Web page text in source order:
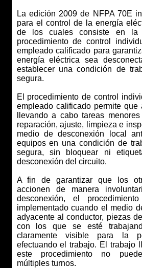
La edición 2009 de NFPA 70E
para el control de la energía
de los cuales consiste en la
procedimiento de control
empleado calificado para
energía eléctrica sea
establecer una condición de
segura.
El procedimiento de control
empleado calificado permite que
llevando a cabo tareas
reparación, ajuste, limpieza e
medio de desconexión local
equipos en una condición de
segura, sin bloquear ni
desconexión del circuito.
A fin de garantizar que los
accionen de manera
desconexión, el
implementado cuando el medio
adyacente al conductor, piezas
con los que se esté
claramente visible para la
efectuando el trabajo. El trabajo
este procedimiento no
múltiples turnos.